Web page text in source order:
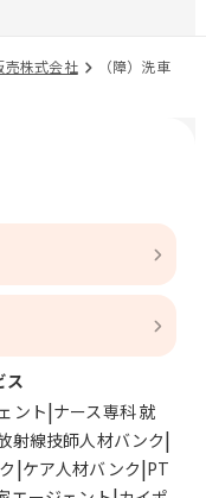
売株式会社
（障）洗車
ス
ント ナース専科 就
射線技師人材バンク
ケア人材バンク PT